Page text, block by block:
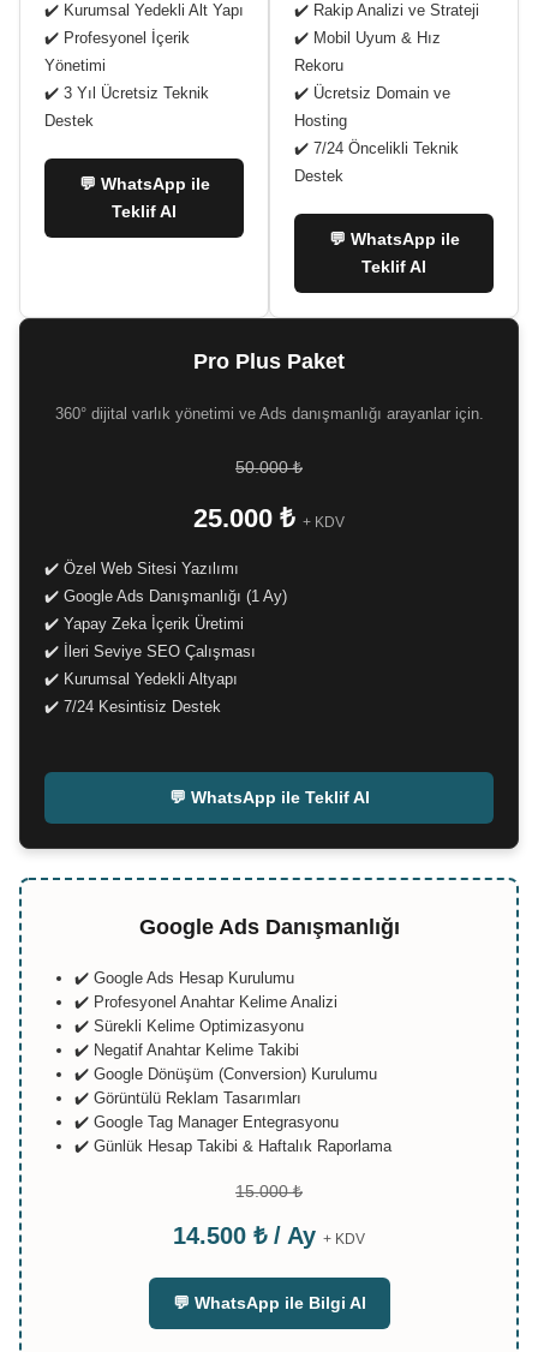
✔️ Kurumsal Yedekli Alt Yapı
✔️ Profesyonel İçerik
Yönetimi
✔️ 3 Yıl Ücretsiz Teknik
Destek
💬 WhatsApp ile
Teklif Al
✔️ Rakip Analizi ve Strateji
✔️ Mobil Uyum & Hız
Rekoru
✔️ Ücretsiz Domain ve
Hosting
✔️ 7/24 Öncelikli Teknik
Destek
💬 WhatsApp ile
Teklif Al
Pro Plus Paket
360° dijital varlık yönetimi ve Ads danışmanlığı arayanlar için.
50.000 ₺
25.000 ₺ + KDV
✔️ Özel Web Sitesi Yazılımı
✔️ Google Ads Danışmanlığı (1 Ay)
✔️ Yapay Zeka İçerik Üretimi
✔️ İleri Seviye SEO Çalışması
✔️ Kurumsal Yedekli Altyapı
✔️ 7/24 Kesintisiz Destek
💬 WhatsApp ile Teklif Al
Google Ads Danışmanlığı
✔️ Google Ads Hesap Kurulumu
✔️ Profesyonel Anahtar Kelime Analizi
✔️ Sürekli Kelime Optimizasyonu
✔️ Negatif Anahtar Kelime Takibi
✔️ Google Dönüşüm (Conversion) Kurulumu
✔️ Görüntülü Reklam Tasarımları
✔️ Google Tag Manager Entegrasyonu
✔️ Günlük Hesap Takibi & Haftalık Raporlama
15.000 ₺
14.500 ₺ / Ay + KDV
💬 WhatsApp ile Bilgi Al